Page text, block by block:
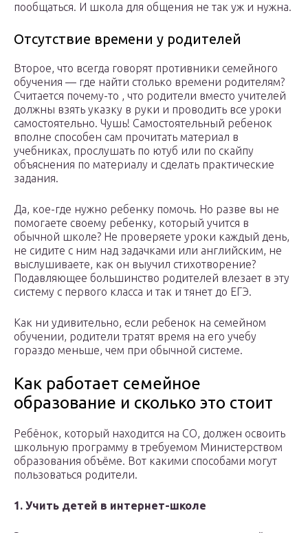
пообщаться. И школа для общения не так уж и нужна.
Отсутствие времени у родителей
Второе, что всегда говорят противники семейного
обучения — где найти столько времени родителям?
Считается почему-то , что родители вместо учителей
должны взять указку в руки и проводить все уроки
самостоятельно. Чушь! Самостоятельный ребенок
вполне способен сам прочитать материал в
учебниках, прослушать по ютуб или по скайпу
объяснения по материалу и сделать практические
задания.
Да, кое-где нужно ребенку помочь. Но разве вы не
помогаете своему ребенку, который учится в
обычной школе? Не проверяете уроки каждый день,
не сидите с ним над задачками или английским, не
выслушиваете, как он выучил стихотворение?
Подавляющее большинство родителей влезает в эту
систему с первого класса и так и тянет до ЕГЭ.
Как ни удивительно, если ребенок на семейном
обучении, родители тратят время на его учебу
гораздо меньше, чем при обычной системе.
Как работает семейное
образование и сколько это стоит
Ребёнок, который находится на СО, должен освоить
школьную программу в требуемом Министерством
образования объёме. Вот какими способами могут
пользоваться родители.
1. Учить детей в интернет-школе